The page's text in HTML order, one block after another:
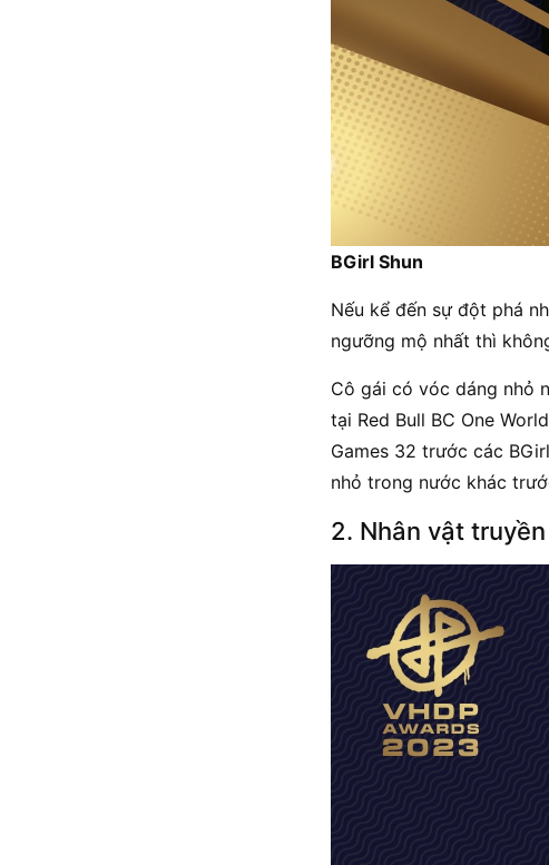
BGirl Shun
Nếu kể đến sự đột phá
ngưỡng mộ nhất thì
Cô gái có vóc dáng nhỏ
tại Red Bull BC One
Games 32 trước các
nhỏ trong nước khác
2. Nhân vật